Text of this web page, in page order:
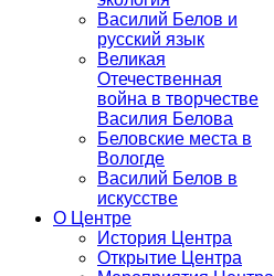
Василий Белов и
русский язык
Великая
Отечественная
война в творчестве
Василия Белова
Беловские места в
Вологде
Василий Белов в
искусстве
О Центре
История Центра
Открытие Центра